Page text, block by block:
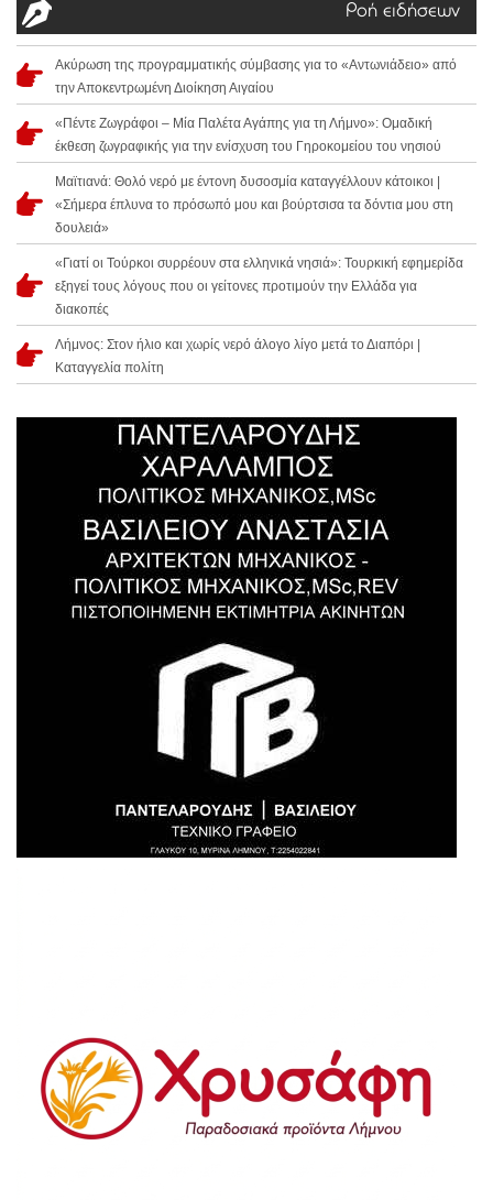
Ροή ειδήσεων
Ακύρωση της προγραμματικής σύμβασης για το «Αντωνιάδειο» από
την Αποκεντρωμένη Διοίκηση Αιγαίου
«Πέντε Ζωγράφοι – Μία Παλέτα Αγάπης για τη Λήμνο»: Ομαδική
έκθεση ζωγραφικής για την ενίσχυση του Γηροκομείου του νησιού
Μαϊτιανά: Θολό νερό με έντονη δυσοσμία καταγγέλλουν κάτοικοι |
«Σήμερα έπλυνα το πρόσωπό μου και βούρτσισα τα δόντια μου στη
δουλειά»
«Γιατί οι Τούρκοι συρρέουν στα ελληνικά νησιά»: Τουρκική εφημερίδα
εξηγεί τους λόγους που οι γείτονες προτιμούν την Ελλάδα για
διακοπές
Λήμνος: Στον ήλιο και χωρίς νερό άλογο λίγο μετά το Διαπόρι |
Καταγγελία πολίτη